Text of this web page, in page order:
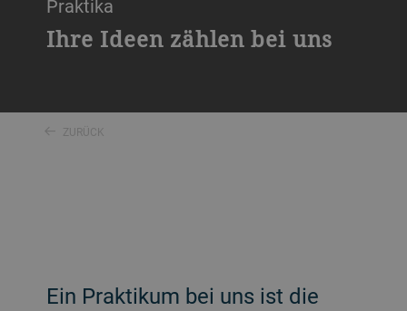
Praktika
Ihre Ideen zählen bei uns
ZURÜCK
Ein Praktikum bei uns ist die